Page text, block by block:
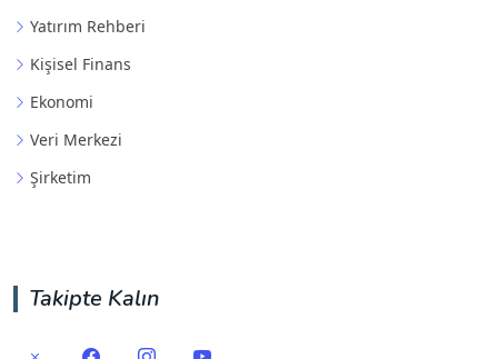
Yatırım Rehberi
Kişisel Finans
Ekonomi
Veri Merkezi
Şirketim
Takipte Kalın